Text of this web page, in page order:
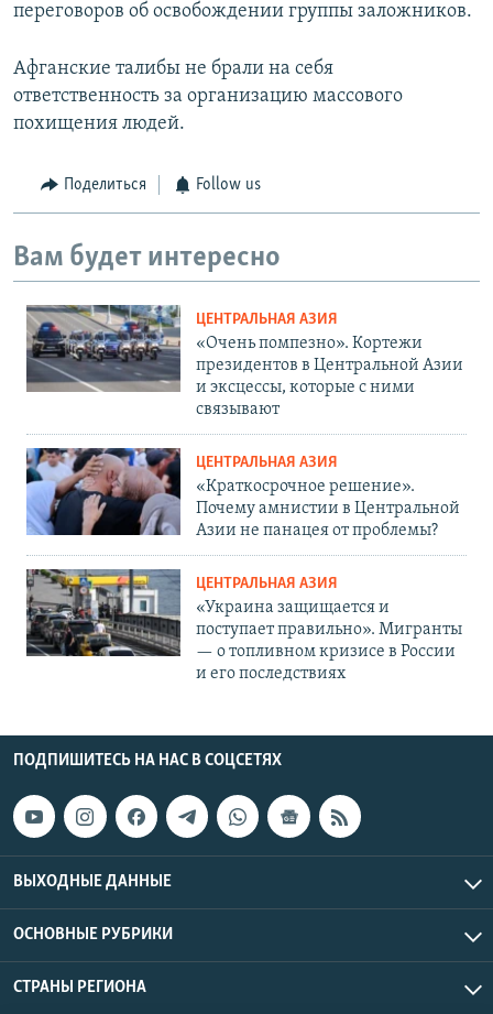
переговоров об освобождении группы заложников.
Афганские талибы не брали на себя
ответственность за организацию массового
похищения людей.
Поделиться Follow us
Вам будет интересно
ЦЕНТРАЛЬНАЯ АЗИЯ
«Очень помпезно». Кортежи
президентов в Центральной Азии
и эксцессы, которые с ними
связывают
ЦЕНТРАЛЬНАЯ АЗИЯ
«Краткосрочное решение».
Почему амнистии в Центральной
Азии не панацея от проблемы?
ЦЕНТРАЛЬНАЯ АЗИЯ
«Украина защищается и
поступает правильно». Мигранты
— о топливном кризисе в России
и его последствиях
ПОДПИШИТЕСЬ НА НАС В СОЦСЕТЯХ
ВЫХОДНЫЕ ДАННЫЕ
ОСНОВНЫЕ РУБРИКИ
СТРАНЫ РЕГИОНА